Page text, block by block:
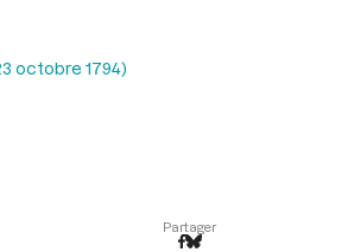
octobre 1794)
Partager